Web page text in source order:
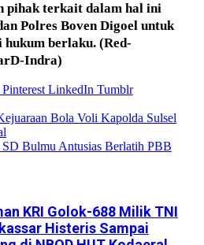
pihak terkait dalam hal ini
Polres Boven Digoel untuk
berlaku. (Red-
Indra)
Pinterest LinkedIn Tumblr
Bola Voli Kapolda Sulsel
Bulmu Antusias Berlatih PBB
KRI Golok-688 Milik TNI
Histeris Sampai